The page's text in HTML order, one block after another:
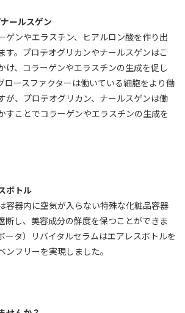
ールスゲン
ンやエラスチン、ヒアルロン酸を作り出
す。プロテオグリカンやナールスゲンはこ
け、コラーゲンやエラスチンの生成を促し
ロースファクターは働いている細胞をより働
が、プロテオグリカン、ナールスゲンは働
すことでコラーゲンやエラスチンの生成を
ボトル
器内に空気が入らない特殊な化粧品容器
断し、美容成分の鮮度を保つことができま
ータ）リバイタルセラムはエアレスボトルを
フリーを実現しました。